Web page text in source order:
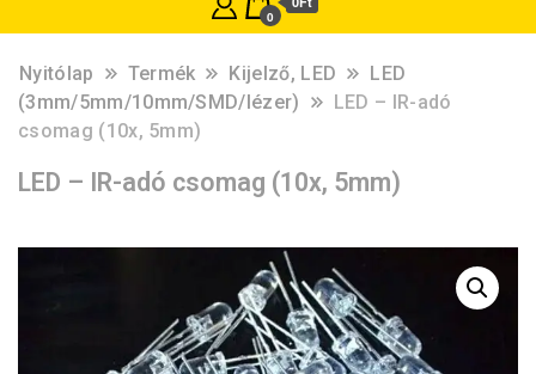
0
Nyitólap Termék Kijelző, LED
LED
(3mm/5mm/10mm/SMD/lézer)
LED – IR-adó
csomag (10x, 5mm)
LED – IR-adó csomag (10x, 5mm)